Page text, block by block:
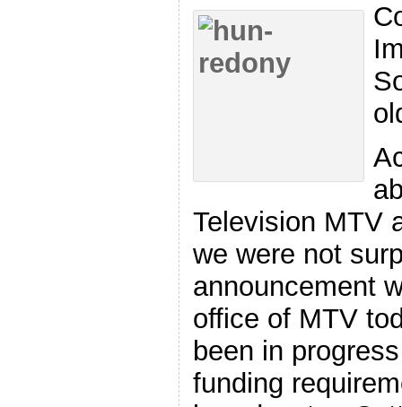
Television MTV
we were not
announcement
office of MTV
been in
funding